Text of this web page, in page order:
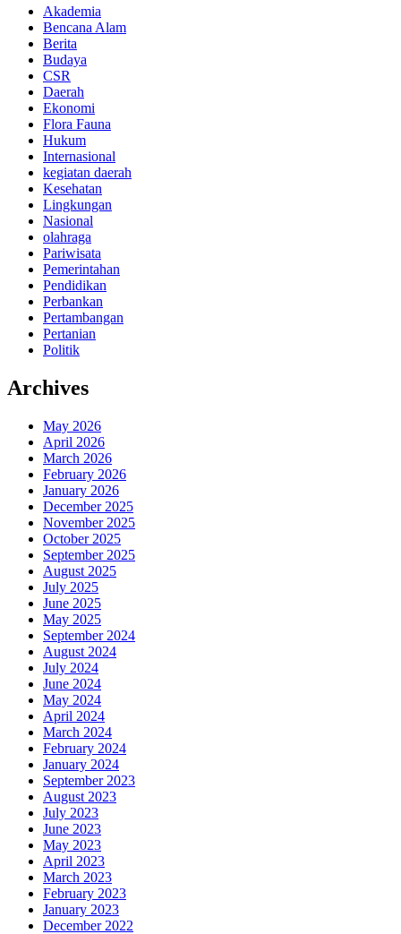
Akademia
Bencana Alam
Berita
Budaya
CSR
Daerah
Ekonomi
Flora Fauna
Hukum
Internasional
kegiatan daerah
Kesehatan
Lingkungan
Nasional
olahraga
Pariwisata
Pemerintahan
Pendidikan
Perbankan
Pertambangan
Pertanian
Politik
Archives
May 2026
April 2026
March 2026
February 2026
January 2026
December 2025
November 2025
October 2025
September 2025
August 2025
July 2025
June 2025
May 2025
September 2024
August 2024
July 2024
June 2024
May 2024
April 2024
March 2024
February 2024
January 2024
September 2023
August 2023
July 2023
June 2023
May 2023
April 2023
March 2023
February 2023
January 2023
December 2022